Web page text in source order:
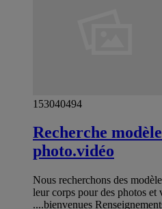
153040494
Recherche
photo.vidéo
Nous recherchons des
leur corps pour des photos et
....bienvenues